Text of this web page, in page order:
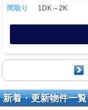
間取り
1DK～2K
新着・更新物件一覧